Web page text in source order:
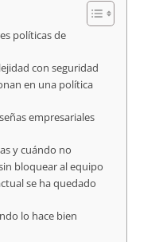
políticas de
con seguridad
en una política
empresariales
y cuándo no
bloquear al equipo
se ha quedado
lo hace bien